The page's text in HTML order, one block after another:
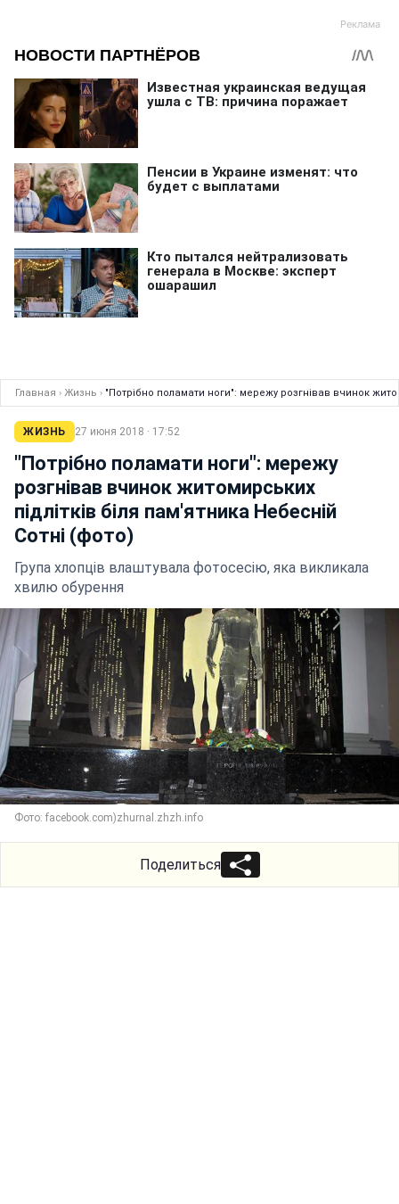
Главная › Жизнь › "Потрібно поламати ноги": мережу розгнівав вчинок
ЖИЗНЬ 27 июня 2018 · 17:52
"Потрібно поламати ноги": мережу
розгнівав вчинок житомирських
підлітків біля пам'ятника Небесній
Сотні (фото)
Група хлопців влаштувала фотосесію, яка викликала
хвилю обурення
Фото: facebook.com)zhurnal.zhzh.info
Поделиться